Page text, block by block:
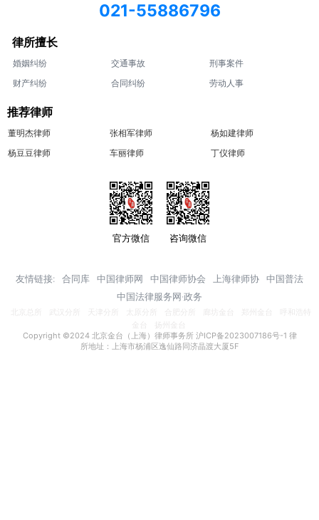
021-55886796
律所擅长
婚姻纠纷 交通事故
刑事案件
财产纠纷
合同纠纷 劳动人事
推荐律师
董明杰律师 张相军律师
杨如建律师
杨豆豆律师
车丽律师 丁仪律师
官方微信 咨询微信
友情链接: 合同库 中国律师网 中国律师协会 上海律师协
中国普法
中国法律服务网·政务
天津分所 太原分所
Copyright ©2024 北京金台（上海）律师事务所 沪ICP备2023007186号-1 律
所地址：上海市杨浦区逸仙路同济晶渡大厦5F